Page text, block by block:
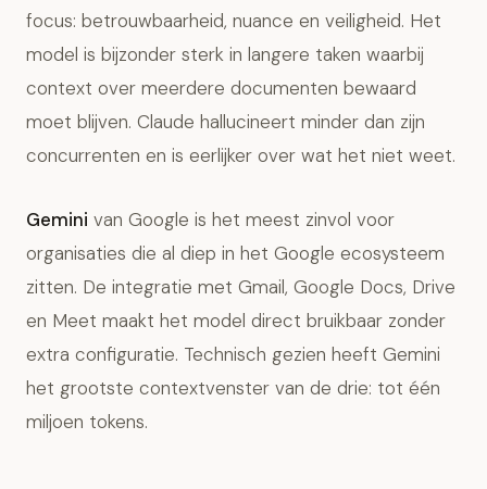
focus: betrouwbaarheid, nuance en veiligheid. Het
model is bijzonder sterk in langere taken waarbij
context over meerdere documenten bewaard
moet blijven. Claude hallucineert minder dan zijn
concurrenten en is eerlijker over wat het niet weet.
Gemini van Google is het meest zinvol voor
organisaties die al diep in het Google ecosysteem
zitten. De integratie met Gmail, Google Docs, Drive
en Meet maakt het model direct bruikbaar zonder
extra configuratie. Technisch gezien heeft Gemini
het grootste contextvenster van de drie: tot één
miljoen tokens.